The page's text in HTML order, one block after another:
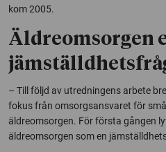
kom 2005.
Äldreomsorgen
– Till följd av utredningens arbete
fokus från omsorgsansvaret för
äldreomsorgen. För första gången
äldreomsorgen som en